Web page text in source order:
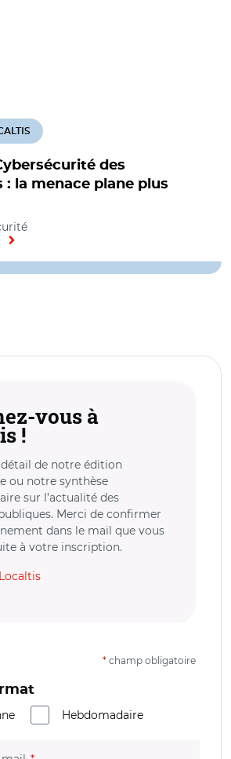
des
la menace plane plus
vous à
!
détail de notre édition
ou notre synthèse
sur l’actualité des
Merci de confirmer
dans le mail que vous
à votre inscription.
* champ obligatoire
Hebdomadaire